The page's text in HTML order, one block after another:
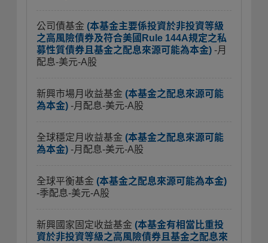
公司債基金 (本基金主要係投資於非投資等級
之高風險債券及符合美國Rule 144A規定之私
募性質債券且基金之配息來源可能為本金) -月
配息-美元-A股
新興市場月收益基金 (本基金之配息來源可能
為本金) -月配息-美元-A股
全球穩定月收益基金 (本基金之配息來源可能
為本金) -月配息-美元-A股
全球平衡基金 (本基金之配息來源可能為本金)
-季配息-美元-A股
新興國家固定收益基金 (本基金有相當比重投
資於非投資等級之高風險債券且基金之配息來